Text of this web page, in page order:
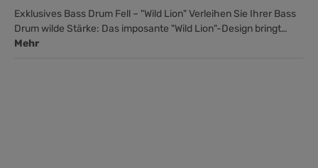
Exklusives Bass Drum Fell – "Wild Lion" Verleihen Sie Ihrer Bass
Drum wilde Stärke: Das imposante "Wild Lion"-Design bringt…
Mehr